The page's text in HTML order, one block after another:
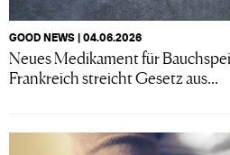
GOOD NEWS | 04.06.2026
Neues Medikament für
Frankreich streicht Gesetz aus...